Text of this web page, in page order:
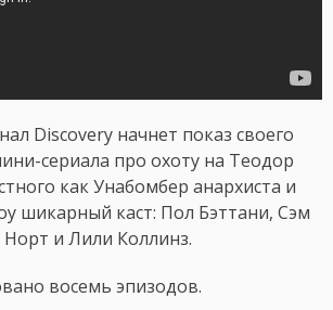
Discovery начнет показ своего
сериала про охоту на Теодор
как Унабомбер анархиста и
шикарный каст: Пол Бэттани, Сэм
и Лили Коллинз.
восемь эпизодов.